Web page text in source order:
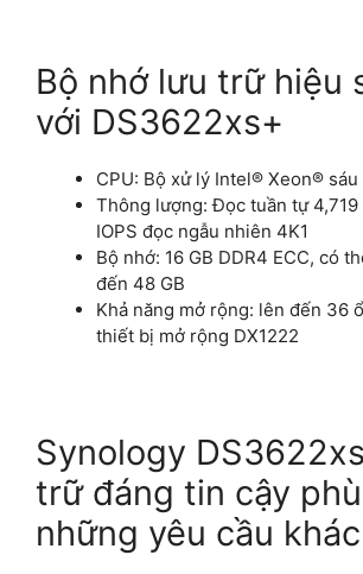
Bộ nhớ lưu trữ hiệu
với DS3622xs+
CPU: Bộ xử lý Intel® Xeon® sáu
Thông lượng: Đọc tuần tự 4,719
IOPS đọc ngẫu nhiên 4K1
Bộ nhớ: 16 GB DDR4 ECC, có
đến 48 GB
Khả năng mở rộng: lên đến 36
thiết bị mở rộng DX1222
Synology
trữ đáng tin cậy
những yêu cầu